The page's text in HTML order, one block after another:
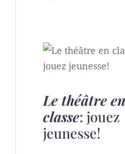
Le théâtre en
classe: jouez
jeunesse!